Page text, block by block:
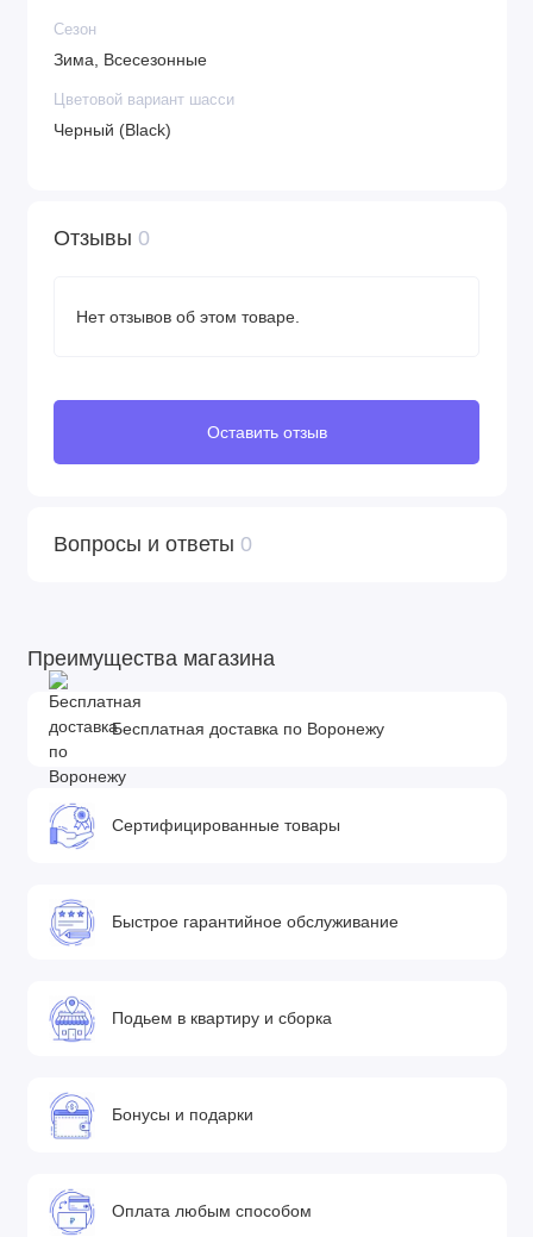
Сезон
Зима, Всесезонные
Цветовой вариант шасси
Черный (Black)
Отзывы 0
Нет отзывов об этом товаре.
Оставить отзыв
Вопросы и ответы 0
Преимущества магазина
Бесплатная доставка по Воронежу
Сертифицированные товары
Быстрое гарантийное обслуживание
Подьем в квартиру и сборка
Бонусы и подарки
Оплата любым способом